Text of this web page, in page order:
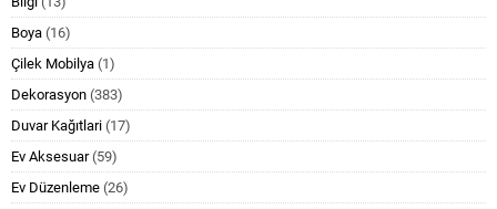
Boya (16)
Çilek Mobilya (1)
Dekorasyon (383)
Duvar Kağıtlari (17)
Ev Aksesuar(59)
Ev Düzenleme (26)